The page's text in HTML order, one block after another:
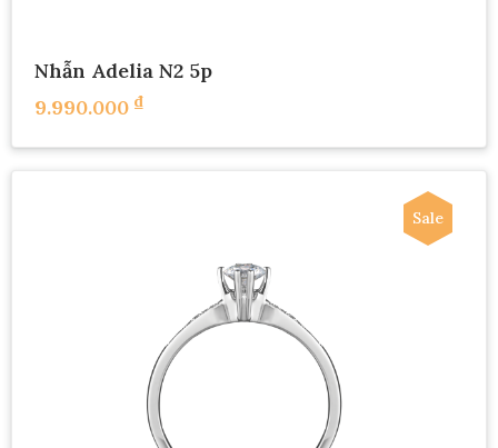
Nhẫn Adelia N2 5p
9.990.000 ₫
Sale